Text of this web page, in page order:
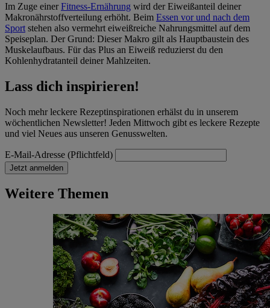
Im Zuge einer Fitness-Ernährung wird der Eiweißanteil deiner
Makronährstoffverteilung erhöht. Beim Essen vor und nach dem
Sport stehen also vermehrt eiweißreiche Nahrungsmittel auf dem
Speiseplan. Der Grund: Dieser Makro gilt als Hauptbaustein des
Muskelaufbaus. Für das Plus an Eiweiß reduzierst du den
Kohlenhydratanteil deiner Mahlzeiten.
Lass dich inspirieren!
Noch mehr leckere Rezeptinspirationen erhälst du in unserem
wöchentlichen Newsletter! Jeden Mittwoch gibt es leckere Rezepte
und viel Neues aus unseren Genusswelten.
E-Mail-Adresse (Pflichtfeld)
Jetzt anmelden
Weitere Themen